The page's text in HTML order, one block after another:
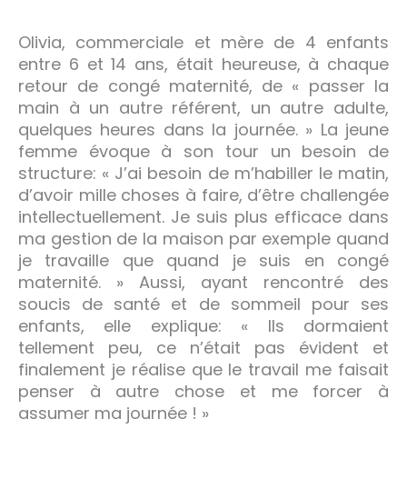
Olivia, commerciale et mère de 4 enfants
entre 6 et 14 ans, était heureuse, à chaque
retour de congé maternité, de « passer la
main à un autre référent, un autre adulte,
quelques heures dans la journée. » La jeune
femme évoque à son tour un besoin de
structure: « J’ai besoin de m’habiller le matin,
d’avoir mille choses à faire, d’être challengée
intellectuellement. Je suis plus efficace dans
ma gestion de la maison par exemple quand
je travaille que quand je suis en congé
maternité. » Aussi, ayant rencontré des
soucis de santé et de sommeil pour ses
enfants, elle explique: « Ils dormaient
tellement peu, ce n’était pas évident et
finalement je réalise que le travail me faisait
penser à autre chose et me forcer à
assumer ma journée ! »